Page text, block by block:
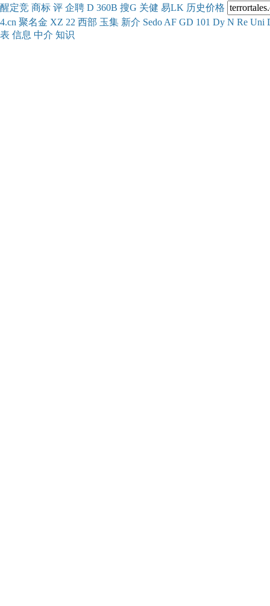
醒定竞 商标 评 企聘 D 360B 搜G 关健 易LK 历史价格
4.cn 聚名金 XZ 22 西部 玉集 新介 Sedo AF GD 101 Dy N Re Uni
表 信息 中介 知识